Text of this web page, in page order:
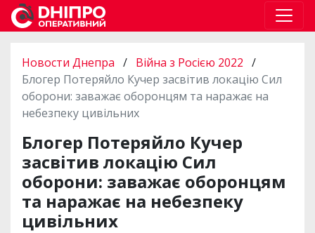
Новости Днепра / Війна з Росією 2022 /
Блогер Потеряйло Кучер засвітив локацію Сил
оборони: заважає оборонцям та наражає на
небезпеку цивільних
Блогер Потеряйло Кучер
засвітив локацію Сил
оборони: заважає оборонцям
та наражає на небезпеку
цивільних